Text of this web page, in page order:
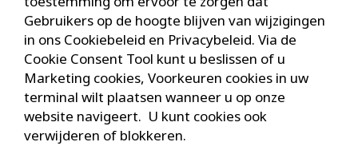
Gebruikers op de hoogte blijven van wijzigingen
in ons Cookiebeleid en Privacybeleid. Via de
Cookie Consent Tool kunt u beslissen of u
Marketing cookies, Voorkeuren cookies in uw
terminal wilt plaatsen wanneer u op onze
website navigeert. U kunt cookies ook
verwijderen of blokkeren.